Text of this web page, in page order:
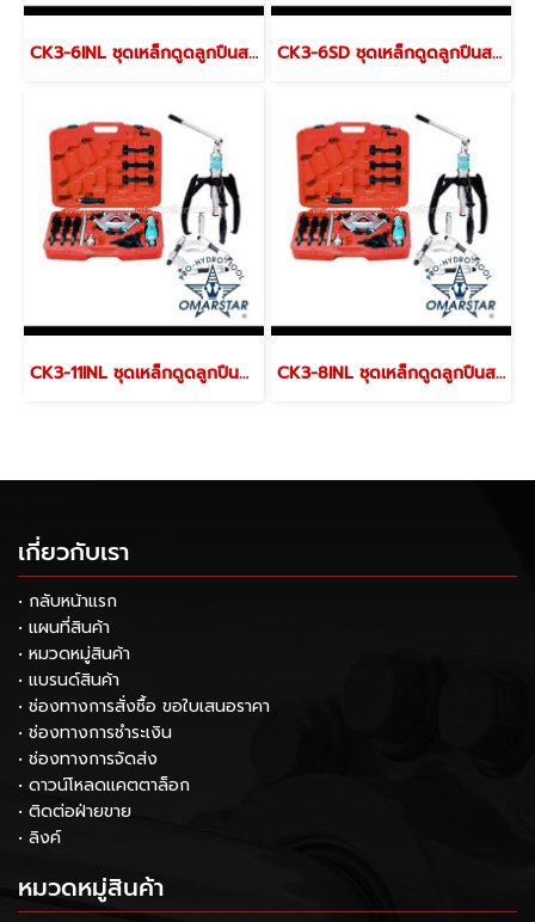
CK3-6INL ชุดเหล็กดูดลูกปืนสามขา พร้อมจาน CK3-6SD ชุดเหล็กดูดลูกปืนสามขา พร้อมจาน
CK3-11INL ชุดเหล็กดูดลูกปืนสามขา พร้อมจาน CK3-8INL ชุดเหล็กดูดลูกปืนสามขา พร้อมจาน
เกี่ยวกับเรา
• กลับหน้าแรก
• แผนที่สินค้า
• หมวดหมู่สินค้า
• แบรนด์สินค้า
• ช่องทางการสั่งซื้อ ขอใบเสนอราคา
• ช่องทางการชำระเงิน
• ช่องทางการจัดส่ง
• ดาวน์โหลดแคตตาล็อก
• ติดต่อฝ่ายขาย
• ลิงค์
หมวดหมู่สินค้า